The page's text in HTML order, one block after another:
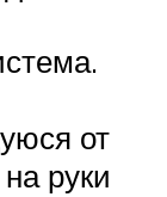
от
руки